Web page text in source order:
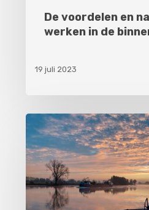
De voordelen en
werken in de
19 juli 2023
Nautisch
personeel
werven;
tips
voor